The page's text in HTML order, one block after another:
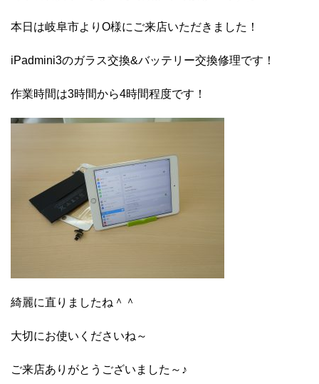
本日は岐阜市よりO様にご来店いただきました！
iPadmini3のガラス交換&バッテリー交換修理です！
作業時間は3時間から4時間程度です！
綺麗に直りましたね＾＾
大切にお使いくださいね～
ご来店ありがとうございました～♪